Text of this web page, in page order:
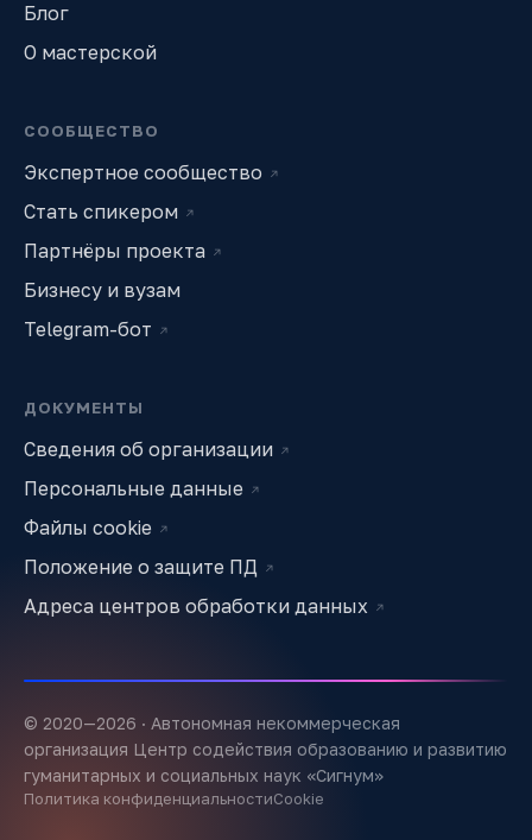
Блог
О мастерской
СООБЩЕСТВО
Экспертное сообщество ↗
Стать спикером ↗
Партнёры проекта ↗
Бизнесу и вузам
Telegram-бот
↗
ДОКУМЕНТЫ
Сведения об организации ↗
Персональные данные ↗
Файлы cookie ↗
Положение о защите ПД ↗
Адреса центров обработки данных ↗
© 2020—2026 · Автономная некоммерческая
организация Центр содействия образованию и развитию
гуманитарных и социальных наук «Сигнум»
Политика конфиденциальностиCookie